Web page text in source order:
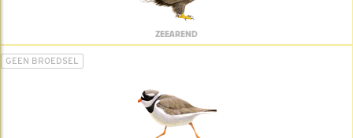
ZEEAREND
GEEN BROEDSEL